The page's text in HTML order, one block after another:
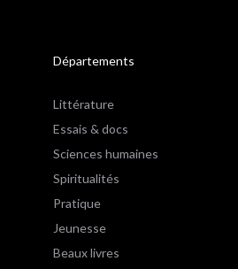
Départements
Littérature
Essais & docs
Sciences humaines
Spiritualités
Pratique
Jeunesse
Beaux livres